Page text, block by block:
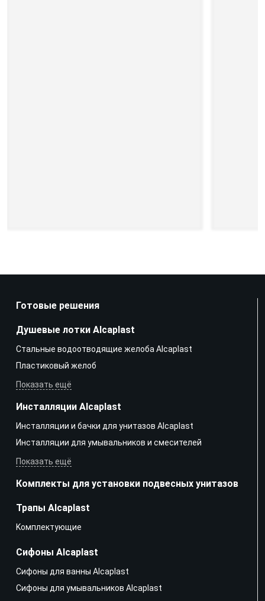
Готовые решения
Душевые лотки Alcaplast
Стальные водоотводящие желоба Alcaplast
Пластиковый желоб
Показать ещё
Инсталляции Alcaplast
Инсталляции и бачки для унитазов Alcaplast
Инсталляции для умывальников и смесителей
Показать ещё
Комплекты для установки подвесных унитазов
Трапы Alcaplast
Kомплектующие
Сифоны Alcaplast
Сифоны для ванны Alcaplast
Сифоны для умывальников Alcaplast